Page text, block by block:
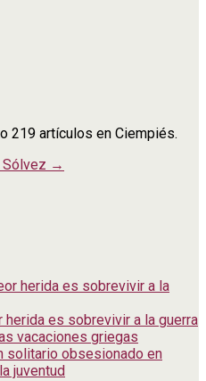
219 artículos en Ciempiés.
→
herida es sobrevivir a la guerra